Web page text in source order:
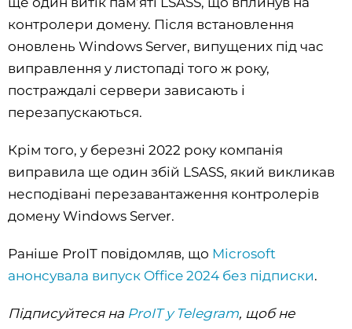
контролери домену. Після встановлення
оновлень Windows Server, випущених під час
виправлення у листопаді того ж року,
постраждалі сервери зависають і
перезапускаються.
Крім того, у березні 2022 року компанія
виправила ще один збій LSASS, який викликав
несподівані перезавантаження контролерів
домену Windows Server.
Раніше ProIT повідомляв, що Microsoft
анонсувала випуск Office 2024 без підписки.
Підписуйтеся на ProIT у Telegram, щоб не